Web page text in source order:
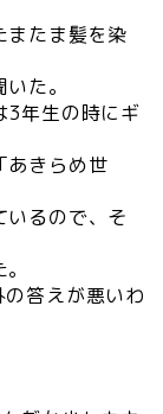
またま髪を染
た。
3年生の時にギ
あきらめ世
いるので、そ
答えが悪いわ